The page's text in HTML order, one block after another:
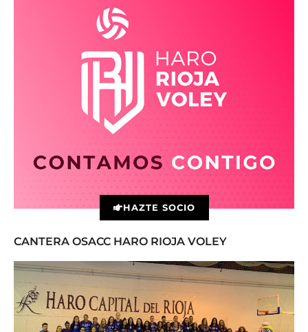
HAZTE SOCIO
CANTERA OSACC HARO RIOJA VOLEY